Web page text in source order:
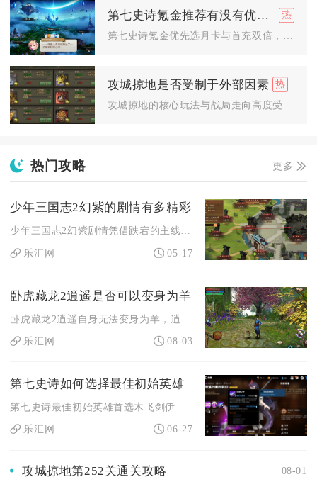
第七史诗氪金推荐有没有优惠活动
攻城掠地是否受制于外部因素
热门攻略 更多
少年三国志2幻紫的剧情有多精彩
少年三国志2幻紫剧情凭借跌宕的主线、立体的人设、密集的反转与...
乐汇网
05-17
卧虎藏龙2逍遥是否可以变身为羊
乐汇网
08-03
第七史诗如何选择最佳初始英雄
乐汇网
06-27
攻城掠地第252关通关攻略 08-01